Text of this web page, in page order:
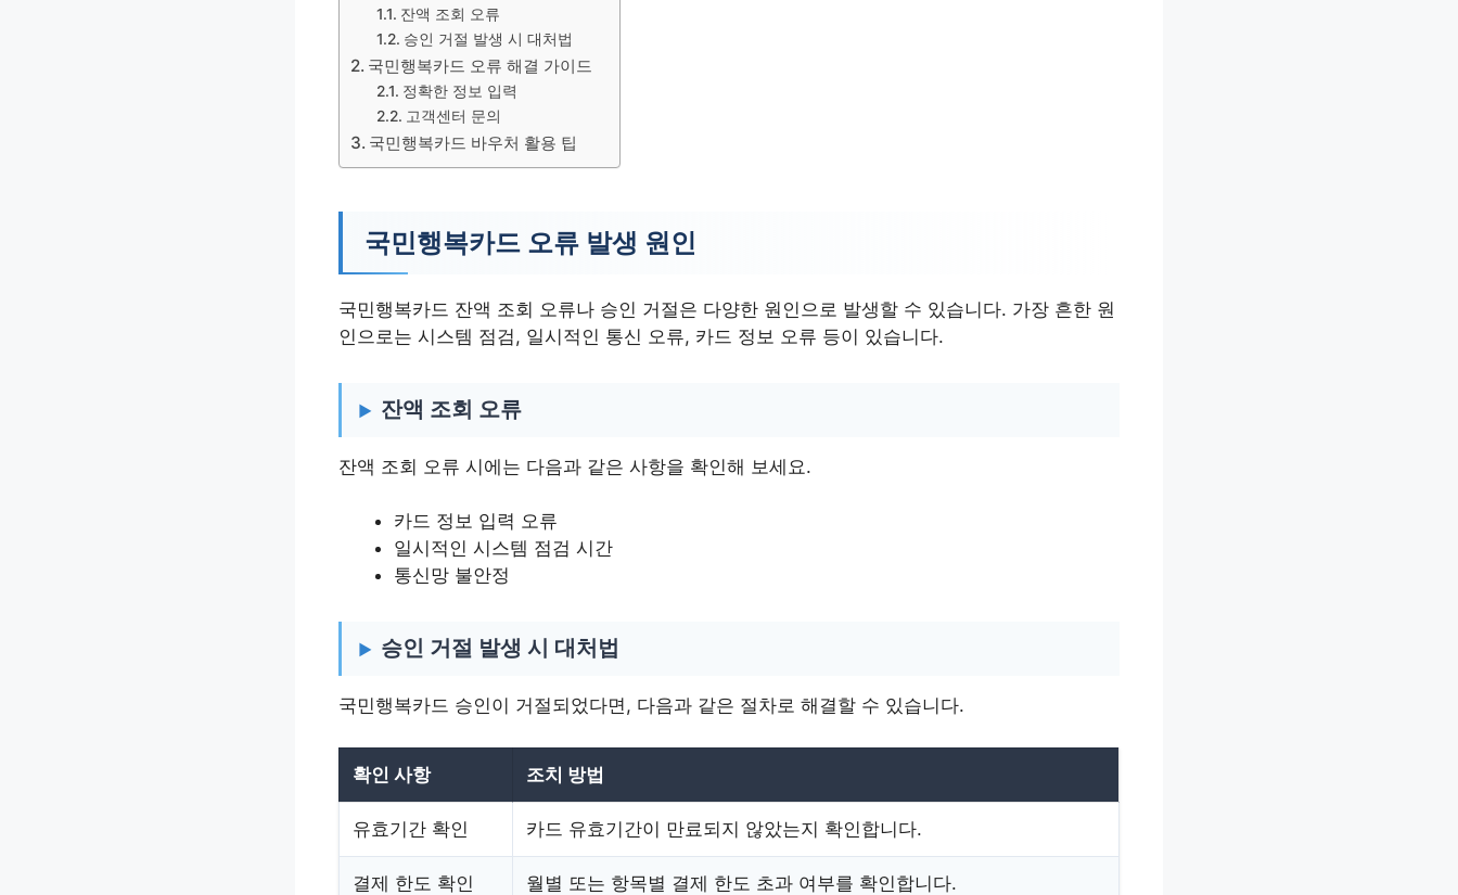
잔액 조회 오류
승인 거절 발생 시 대처법
국민행복카드 오류 해결 가이드
정확한 정보 입력
고객센터 문의
국민행복카드 바우처 활용 팁
국민행복카드 오류 발생 원인
국민행복카드 잔액 조회 오류나 승인 거절은 다양한 원인으로 발생할 수 있습니다. 가장 흔한 원
인으로는 시스템 점검, 일시적인 통신 오류, 카드 정보 오류 등이 있습니다.
잔액 조회 오류
잔액 조회 오류 시에는 다음과 같은 사항을 확인해 보세요.
카드 정보 입력 오류
일시적인 시스템 점검 시간
통신망 불안정
승인 거절 발생 시 대처법
국민행복카드 승인이 거절되었다면, 다음과 같은 절차로 해결할 수 있습니다.
확인 사항 조치 방법
유효기간 확인 카드 유효기간이 만료되지 않았는지 확인합니다.
결제 한도 확인 월별 또는 항목별 결제 한도 초과 여부를 확인합니다.